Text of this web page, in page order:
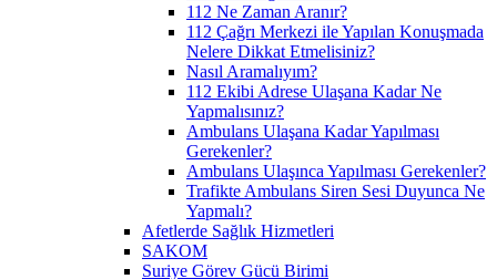
112 Ne Zaman Aranır?
112 Çağrı Merkezi ile Yapılan Konuşmada
Nelere Dikkat Etmelisiniz?
Nasıl Aramalıyım?
112 Ekibi Adrese Ulaşana Kadar Ne
Yapmalısınız?
Ambulans Ulaşana Kadar Yapılması
Gerekenler?
Ambulans Ulaşınca Yapılması Gerekenler?
Trafikte Ambulans Siren Sesi Duyunca Ne
Yapmalı?
Afetlerde Sağlık Hizmetleri
SAKOM
Suriye Görev Gücü Birimi